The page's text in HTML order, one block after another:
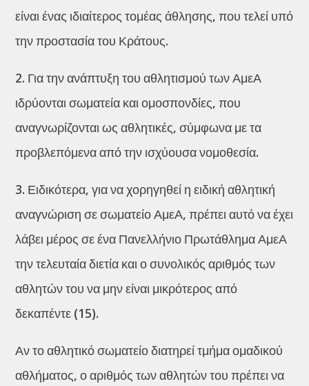
είναι ένας ιδιαίτερος τομέας άθλησης, που τελεί υπό
την προστασία του Κράτους.
2. Για την ανάπτυξη του αθλητισμού των ΑμεΑ
ιδρύονται σωματεία και ομοσπονδίες, που
αναγνωρίζονται ως αθλητικές, σύμφωνα με τα
προβλεπόμενα από την ισχύουσα νομοθεσία.
3. Ειδικότερα, για να χορηγηθεί η ειδική αθλητική
αναγνώριση σε σωματείο ΑμεΑ, πρέπει αυτό να έχει
λάβει μέρος σε ένα Πανελλήνιο Πρωτάθλημα ΑμεΑ
την τελευταία διετία και ο συνολικός αριθμός των
αθλητών του να μην είναι μικρότερος από
δεκαπέντε (15).
Αν το αθλητικό σωματείο διατηρεί τμήμα ομαδικού
αθλήματος, ο αριθμός των αθλητών του πρέπει να